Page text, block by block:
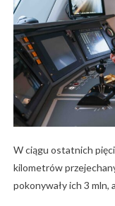
W ciągu ostatnich
kilometrów
pokonywały ich 3 mln,